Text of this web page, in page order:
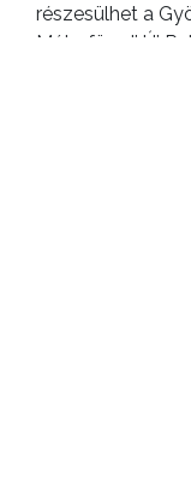
részesülhet a
Mátrafüredi Új